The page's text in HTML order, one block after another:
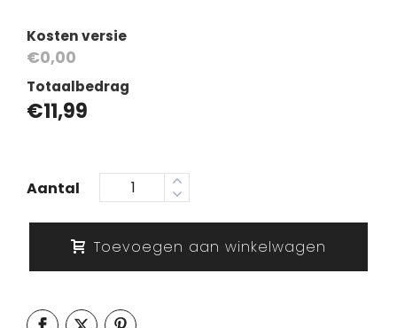
Kosten versie
€0,00
Totaalbedrag
€11,99
Aantal
Toevoegen aan winkelwagen